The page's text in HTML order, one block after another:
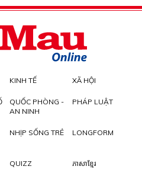
KINH TẾ XÃ HỘI
QUỐC PHÒNG -
AN NINH
PHÁP LUẬT
NHỊP SỐNG TRẺ LONGFORM
QUIZZ ភាសាខ្មែរ